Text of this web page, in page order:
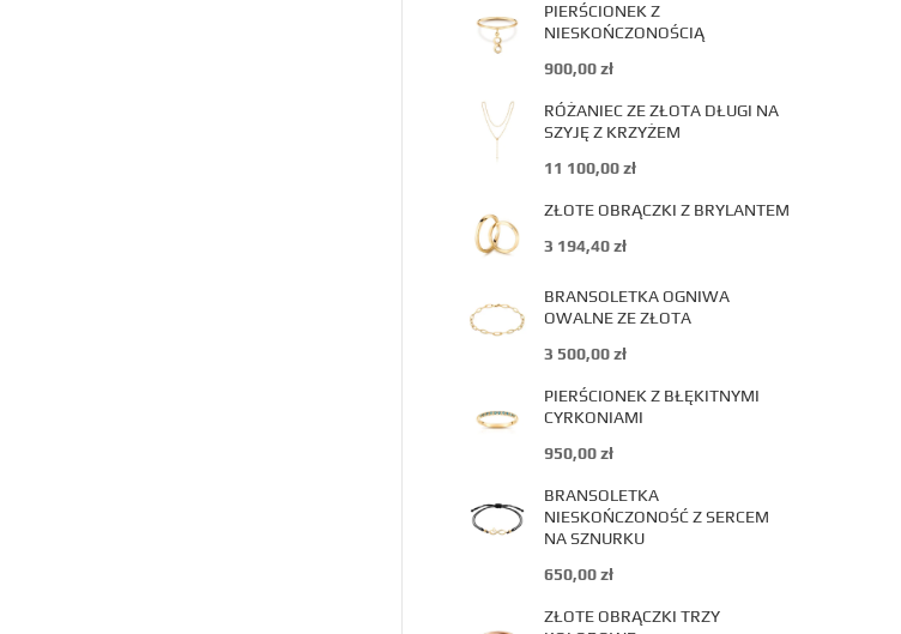
PIERŚCIONEK Z
NIESKOŃCZONOŚCIĄ
900,00zł
RÓŻANIEC ZE ZŁOTA DŁUGI NA
SZYJĘ Z KRZYŻEM
11 100,00zł
ZŁOTE OBRĄCZKI Z BRYLANTEM
3 194,40zł
BRANSOLETKA OGNIWA
OWALNE ZE ZŁOTA
3 500,00zł
PIERŚCIONEK Z BŁĘKITNYMI
CYRKONIAMI
950,00zł
BRANSOLETKA
NIESKOŃCZONOŚĆ Z SERCEM
NA SZNURKU
650,00zł
ZŁOTE OBRĄCZKI TRZY